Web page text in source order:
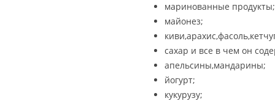
маринованные продукты;
майонез;
сахар и все в чем он
апельсины,мандарины;
йогурт;
кукурузу;